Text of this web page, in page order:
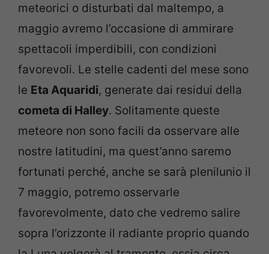
meteorici o disturbati dal maltempo, a
maggio avremo l’occasione di ammirare
spettacoli imperdibili, con condizioni
favorevoli. Le stelle cadenti del mese sono
le Eta Aquaridi, generate dai residui della
cometa di Halley. Solitamente queste
meteore non sono facili da osservare alle
nostre latitudini, ma quest’anno saremo
fortunati perché, anche se sarà plenilunio il
7 maggio, potremo osservarle
favorevolmente, dato che vedremo salire
sopra l’orizzonte il radiante proprio quando